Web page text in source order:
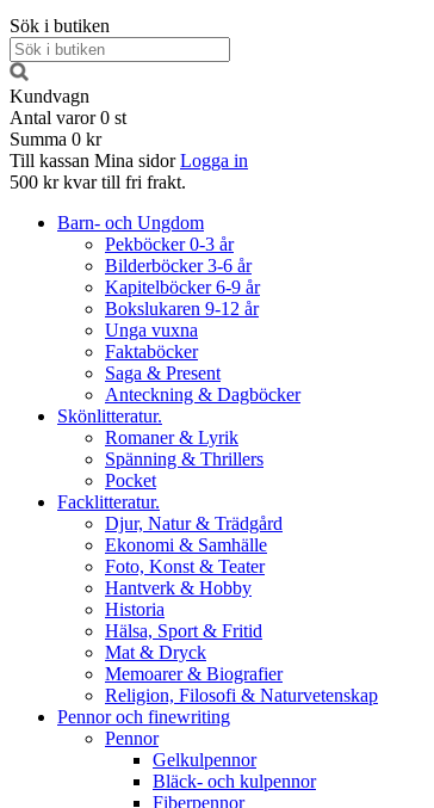
Sök i butiken
Kundvagn
Antal varor 0 st
Summa 0 kr
Till kassan Mina sidor Logga in
500 kr kvar till fri frakt.
Barn- och Ungdom
Pekböcker 0-3 år
Bilderböcker 3-6 år
Kapitelböcker 6-9 år
Bokslukaren 9-12 år
Unga vuxna
Faktaböcker
Saga & Present
Anteckning & Dagböcker
Skönlitteratur.
Romaner & Lyrik
Spänning & Thrillers
Pocket
Facklitteratur.
Djur, Natur & Trädgård
Ekonomi & Samhälle
Foto, Konst & Teater
Hantverk & Hobby
Historia
Hälsa, Sport & Fritid
Mat & Dryck
Memoarer & Biografier
Religion, Filosofi & Naturvetenskap
Pennor och finewriting
Pennor
Gelkulpennor
Bläck- och kulpennor
Fiberpennor